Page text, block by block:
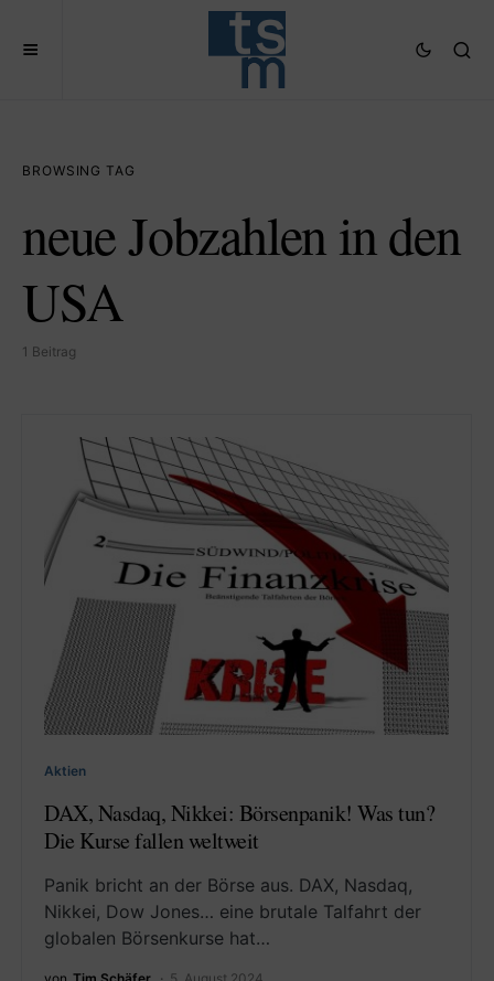
BROWSING TAG
neue Jobzahlen in den
USA
1 Beitrag
Aktien
DAX, Nasdaq, Nikkei: Börsenpanik! Was tun?
Die Kurse fallen weltweit
Panik bricht an der Börse aus. DAX, Nasdaq,
Nikkei, Dow Jones… eine brutale Talfahrt der
globalen Börsenkurse hat…